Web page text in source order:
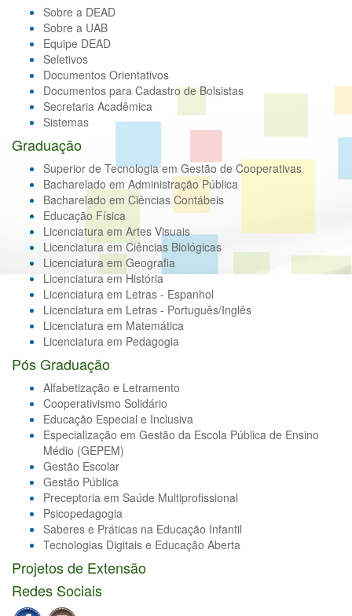
Sobre a DEAD
Sobre a UAB
Equipe DEAD
Seletivos
Documentos Orientativos
Documentos para Cadastro de Bolsistas
Secretaria Acadêmica
Sistemas
Graduação
Superior de Tecnologia em Gestão de Cooperativas
Bacharelado em Administração Pública
Bacharelado em Ciências Contábeis
Educação Física
Licenciatura em Artes Visuais
Licenciatura em Ciências Biológicas
Licenciatura em Geografia
Licenciatura em História
Licenciatura em Letras - Espanhol
Licenciatura em Letras - Português/Inglês
Licenciatura em Matemática
Licenciatura em Pedagogia
Pós Graduação
Alfabetização e Letramento
Cooperativismo Solidário
Educação Especial e Inclusiva
Especialização em Gestão da Escola Pública de Ensino
Médio (GEPEM)
Gestão Escolar
Gestão Pública
Preceptoria em Saúde Multiprofissional
Psicopedagogia
Saberes e Práticas na Educação Infantil
Tecnologias Digitais e Educação Aberta
Projetos de Extensão
Redes Sociais